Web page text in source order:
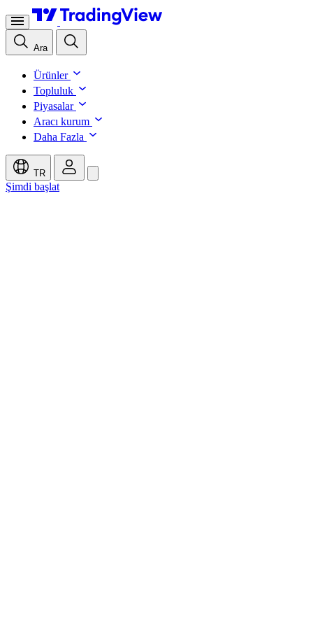
Ara
Ürünler
Topluluk
Piyasalar
Aracı kurum
Daha Fazla
TR
Şimdi başlat